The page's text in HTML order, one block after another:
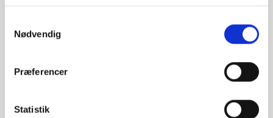
Nødvendig
Præferencer
Statistik
ENTREBILLET